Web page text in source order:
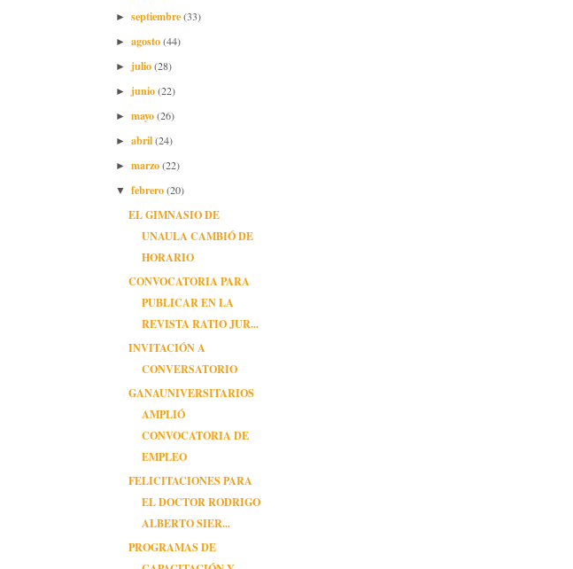
► septiembre(33)
► agosto(44)
► julio(28)
► junio(22)
► mayo(26)
► abril(24)
► marzo(22)
▼ febrero(20)
EL GIMNASIO DE
UNAULA CAMBIÓ DE
HORARIO
CONVOCATORIA PARA
PUBLICAR EN LA
REVISTA RATIO JUR...
INVITACIÓN A
CONVERSATORIO
GANAUNIVERSITARIOS
AMPLIÓ
CONVOCATORIA DE
EMPLEO
FELICITACIONES PARA
EL DOCTOR RODRIGO
ALBERTO SIER...
PROGRAMAS DE